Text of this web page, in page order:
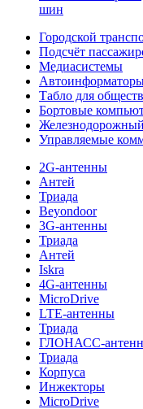
шин
Городской
Подсчёт
Медиасистемы
Табло для
Бортовые
Управляемые
2G-антенны
Антей
Триада
Beyondoor
3G-антенны
Триада
Антей
Iskra
4G-антенны
MicroDrive
LTE-антенны
Триада
ГЛОНАСС-
Триада
Корпуса
Инжекторы
MicroDrive